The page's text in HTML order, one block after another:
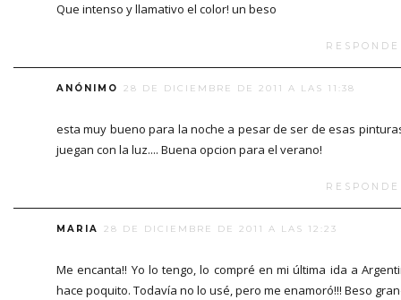
Que intenso y llamativo el color! un beso
ANÓNIMO 28 DE DICIEMBRE DE 2011 A LAS 11:38
esta muy bueno para la noche a pesar de ser de esas
juegan con la luz.... Buena opcion para el verano!
MARIA 28 DE DICIEMBRE DE 2011 A LAS 12:23
Me encanta!! Yo lo tengo, lo compré en mi última ida a
hace poquito. Todavía no lo usé, pero me enamoró!!! Beso